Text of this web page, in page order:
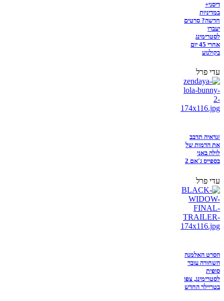
דיסני+
במדיניות
חדשה? סרטים
יעברו
לסטרימינג
אחרי 45 יום
בקולנוע
עדי פרל
זנדאיה תדבב
את הדמות של
לולה באני
בספייס ג'אם 2
עדי פרל
הסרט האלמנה
השחורה עובר
סופית
לסטרימינג, צפו
בטריילר החדש